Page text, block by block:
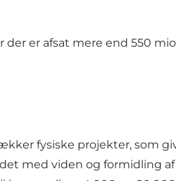
der er afsat mere end 550
fysiske projekter, som
med viden og formidling